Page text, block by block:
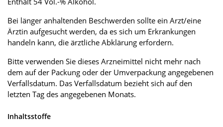
Bei länger anhaltenden Beschwerden sollte ein Arzt/eine
Ärztin aufgesucht werden, da es sich um Erkrankungen
handeln kann, die ärztliche Abklärung erfordern.
Bitte verwenden Sie dieses Arzneimittel nicht mehr nach
dem auf der Packung oder der Umverpackung angegebenen
Verfallsdatum. Das Verfallsdatum bezieht sich auf den
letzten Tag des angegebenen Monats.
Inhaltsstoffe